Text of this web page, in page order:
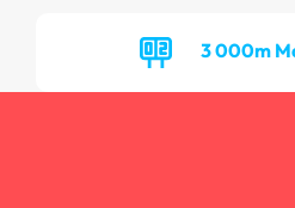
3 000m